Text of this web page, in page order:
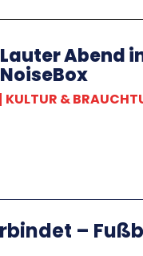
Lauter Abend
NoiseBox
KULTUR &
–